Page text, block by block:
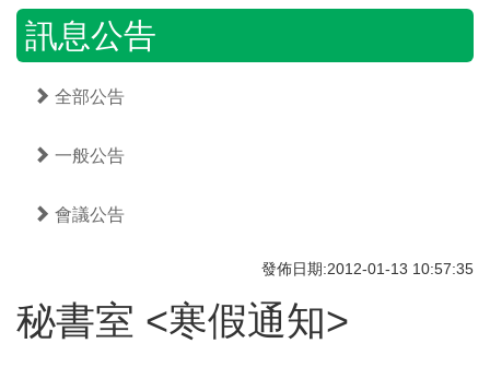
訊息公告
全部公告
一般公告
會議公告
發佈日期:2012-01-13 10:57:35
秘書室 <寒假通知>